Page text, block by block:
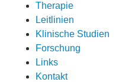
Therapie
Leitlinien
Klinische Studien
Forschung
Links
Kontakt